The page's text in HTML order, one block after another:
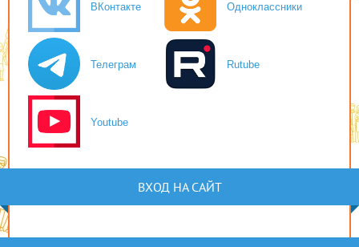
ВКонтакте Одноклассники
Телеграм Rutube
Youtube
ВХОД НА САЙТ